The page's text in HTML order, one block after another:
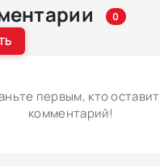
0
первым, кто оставит
комментарий!